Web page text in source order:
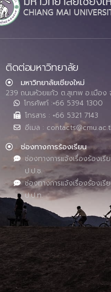
ติดต่อมหาวิทยาลัย
มหาวิทยาลัยเชียงใหม่
239 ถนนห้วยแก้ว ต.สุเทพ อ.เมือง
โทรศัพท์ :+66 5394 1300
โทรสาร : +66 5321 7143
อีเมล :
ช่องทางการร้องเรียน
ช่องทางการแจ้งเรื่องร้องเรี
ป.ป.ช.
ช่องทางการแจ้งเรื่องร้องเรี
ป.ป.ท.